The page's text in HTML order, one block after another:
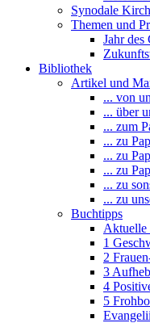
Synodale
Themen und
Jahr des
Bibliothek
Artikel und
... von
... über
... zum
... zu
... zu
... zu
... zu
... zu
Buchtipps
Aktuelle
1
2
3
4
5